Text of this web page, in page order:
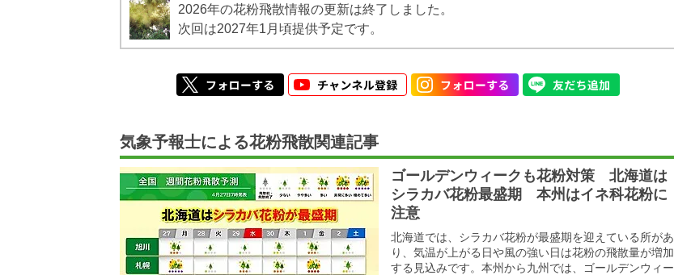
2026年の花粉飛散情報の更新は終了しました。
次回は2027年1月頃提供予定です。
気象予報士による花粉飛散関連記事
ゴールデンウィークも花粉対策 北海道は
シラカバ花粉最盛期 本州はイネ科花粉に
注意
北海道では、シラカバ花粉が最盛期を迎えている所があ
り、気温が上がる日や風の強い日は花粉の飛散量が増加
する見込みです。本州から九州では、ゴールデンウィー